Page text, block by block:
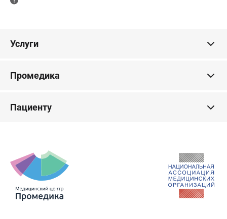
Услуги
Промедика
Пациенту